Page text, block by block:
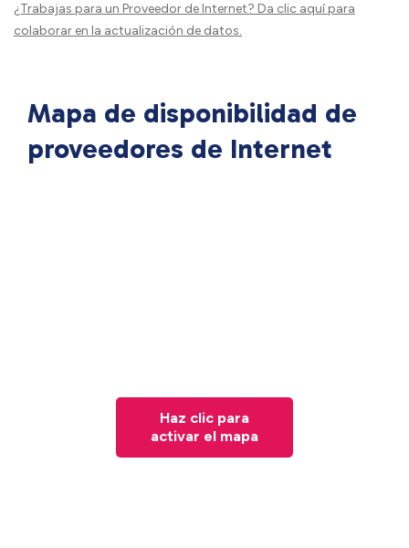
¿Trabajas para un Proveedor de Internet? Da clic aquípara
colaborar en la actualización de datos.
Mapa de disponibilidad de
proveedores de Internet
Haz clic para
activar el mapa